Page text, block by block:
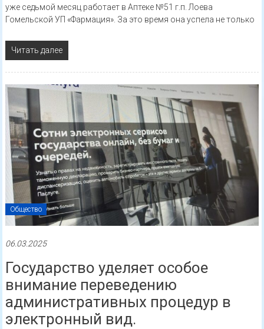
уже седьмой месяц работает в Аптеке №51 г.п. Лоева
Гомельской УП «Фармация». За это время она успела не только
Читать далее
Общество
06.03.2025
Государство уделяет особое
внимание переведению
административных процедур в
электронный вид.